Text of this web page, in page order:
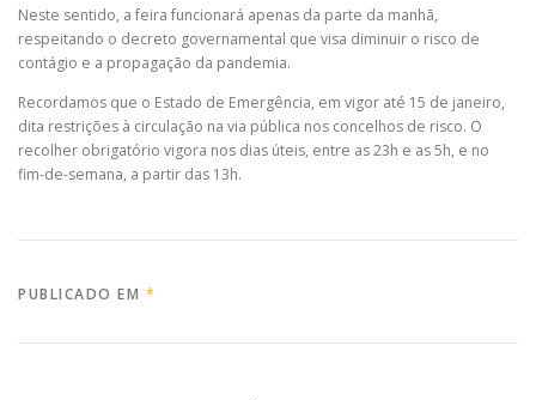
Neste sentido, a feira funcionará apenas da parte da manhã,
respeitando o decreto governamental que visa diminuir o risco de
contágio e a propagação da pandemia.
Recordamos que o Estado de Emergência, em vigor até 15 de janeiro,
dita restrições à circulação na via pública nos concelhos de risco. O
recolher obrigatório vigora nos dias úteis, entre as 23h e as 5h, e no
fim-de-semana, a partir das 13h.
PUBLICADO EM *